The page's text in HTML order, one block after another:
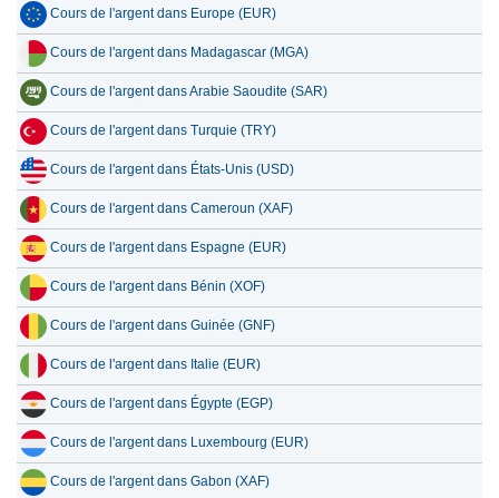
Cours de l'argent dans Europe (EUR)
Cours de l'argent dans Madagascar (MGA)
Cours de l'argent dans Arabie Saoudite (SAR)
Cours de l'argent dans Turquie (TRY)
Cours de l'argent dans États-Unis (USD)
Cours de l'argent dans Cameroun (XAF)
Cours de l'argent dans Espagne (EUR)
Cours de l'argent dans Bénin (XOF)
Cours de l'argent dans Guinée (GNF)
Cours de l'argent dans Italie (EUR)
Cours de l'argent dans Égypte (EGP)
Cours de l'argent dans Luxembourg (EUR)
Cours de l'argent dans Gabon (XAF)